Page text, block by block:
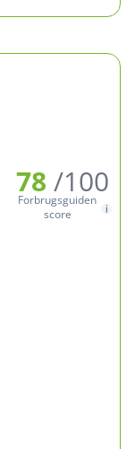
78 /100
Forbrugsguiden
score